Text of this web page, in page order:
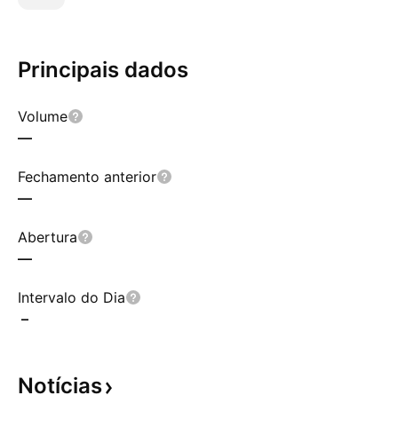
Principais dados
Volume
—
Fechamento anterior
—
Abertura
—
Intervalo do Dia
–
Notícias